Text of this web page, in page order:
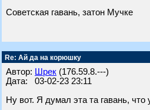
Советская гавань, затон Мучке
Re: Ай да на корюшку
Автор: Шрек (176.59.8.---)
Дата: 03-02-23 23:11
Ну вот. Я думал эта та гавань, что